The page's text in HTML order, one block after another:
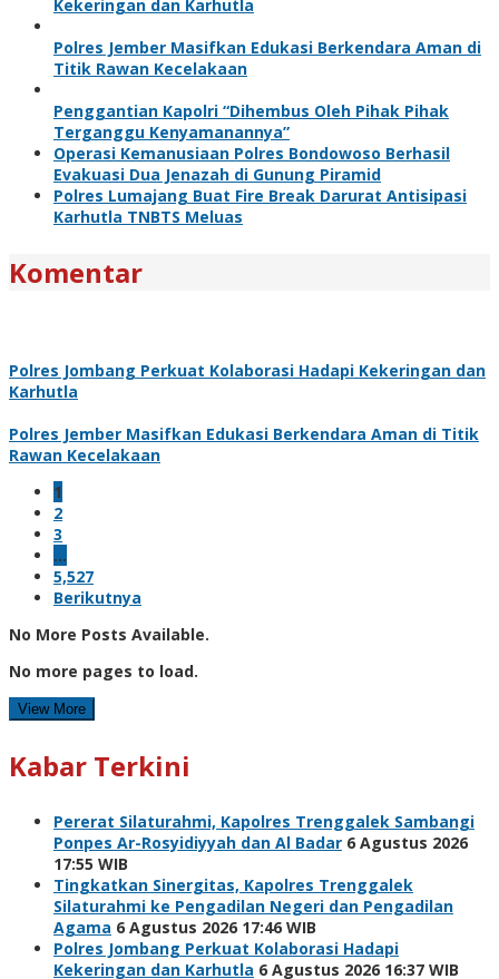
Kekeringan dan Karhutla
Polres Jember Masifkan Edukasi Berkendara Aman di
Titik Rawan Kecelakaan
Penggantian Kapolri “Dihembus Oleh Pihak Pihak
Terganggu Kenyamanannya”
Operasi Kemanusiaan Polres Bondowoso Berhasil
Evakuasi Dua Jenazah di Gunung Piramid
Polres Lumajang Buat Fire Break Darurat Antisipasi
Karhutla TNBTS Meluas
Komentar
Polres Jombang Perkuat Kolaborasi Hadapi Kekeringan dan
Karhutla
Polres Jember Masifkan Edukasi Berkendara Aman di Titik
Rawan Kecelakaan
1
2
3
…
5,527
Berikutnya
No More Posts Available.
No more pages to load.
View More
Kabar Terkini
Pererat Silaturahmi, Kapolres Trenggalek Sambangi
Ponpes Ar-Rosyidiyyah dan Al Badar 6 Agustus 2026
17:55 WIB
Tingkatkan Sinergitas, Kapolres Trenggalek
Silaturahmi ke Pengadilan Negeri dan Pengadilan
Agama 6 Agustus 2026 17:46 WIB
Polres Jombang Perkuat Kolaborasi Hadapi
Kekeringan dan Karhutla 6 Agustus 2026 16:37 WIB